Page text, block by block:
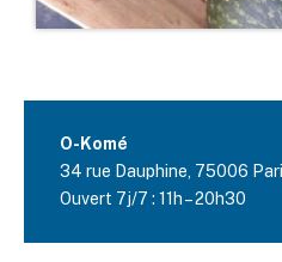
O-Komé
34 rue Dauphine, 75006
Ouvert 7j/7 : 11h – 20h30